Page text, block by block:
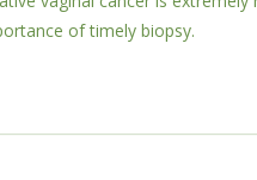
of timely biopsy.